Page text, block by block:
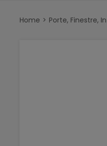
Home Porte, Finestre,